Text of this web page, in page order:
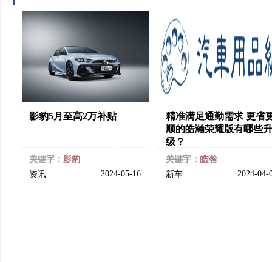
影豹5月至高2万补贴
关键字： 影豹
资讯
2024-05-16
精准满足通勤需求 更省
顺的皓瀚荣耀版有哪些升
级？
关键字： 皓瀚
新车
2024-